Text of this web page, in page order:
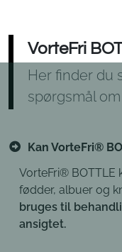
VorteFri
Her finder du
spørgsmål om
Kan VorteFri®
VorteFri® BOTTLE
fødder, albuer og
bruges til
ansigtet.